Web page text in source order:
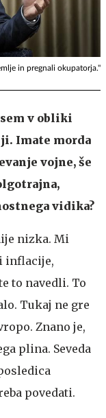
in pregnali okupatorja."
v obliki
Imate morda
vojne, še
vidika?
nizka. Mi
inflacije,
to navedli. To
Tukaj ne gre
Znano je,
plina. Seveda
povedati.